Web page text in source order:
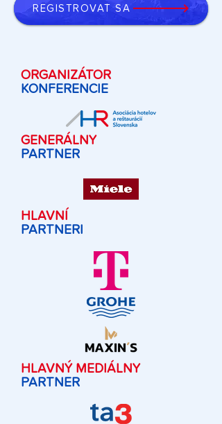
REGISTROVAŤ SA
ORGANIZÁTOR
KONFERENCIE
GENERÁLNY
PARTNER
HLAVNÍ
PARTNERI
HLAVNÝ MEDIÁLNY
PARTNER